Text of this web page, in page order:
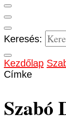
Keresés:
Kezdőlap
Címke
Szabó